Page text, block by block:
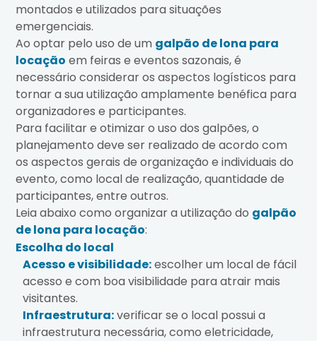
montados e utilizados para situações
emergenciais.
Ao optar pelo uso de um galpão de lona para
locação em feiras e eventos sazonais, é
necessário considerar os aspectos logísticos para
tornar a sua utilização amplamente benéfica para
organizadores e participantes.
Para facilitar e otimizar o uso dos galpões, o
planejamento deve ser realizado de acordo com
os aspectos gerais de organização e individuais do
evento, como local de realização, quantidade de
participantes, entre outros.
Leia abaixo como organizar a utilização do galpão
de lona para locação:
Escolha do local
Acesso e visibilidade:escolher um local de fácil
acesso e com boa visibilidade para atrair mais
visitantes.
Infraestrutura:verificar se o local possui a
infraestrutura necessária, como eletricidade,